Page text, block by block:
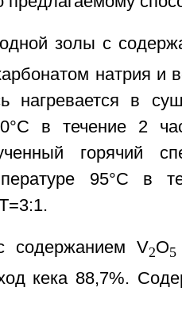
золы с
натрия и
нагревается в
в течение 2
горячий
95°С в
содержанием V2O5
кека 88,7%.